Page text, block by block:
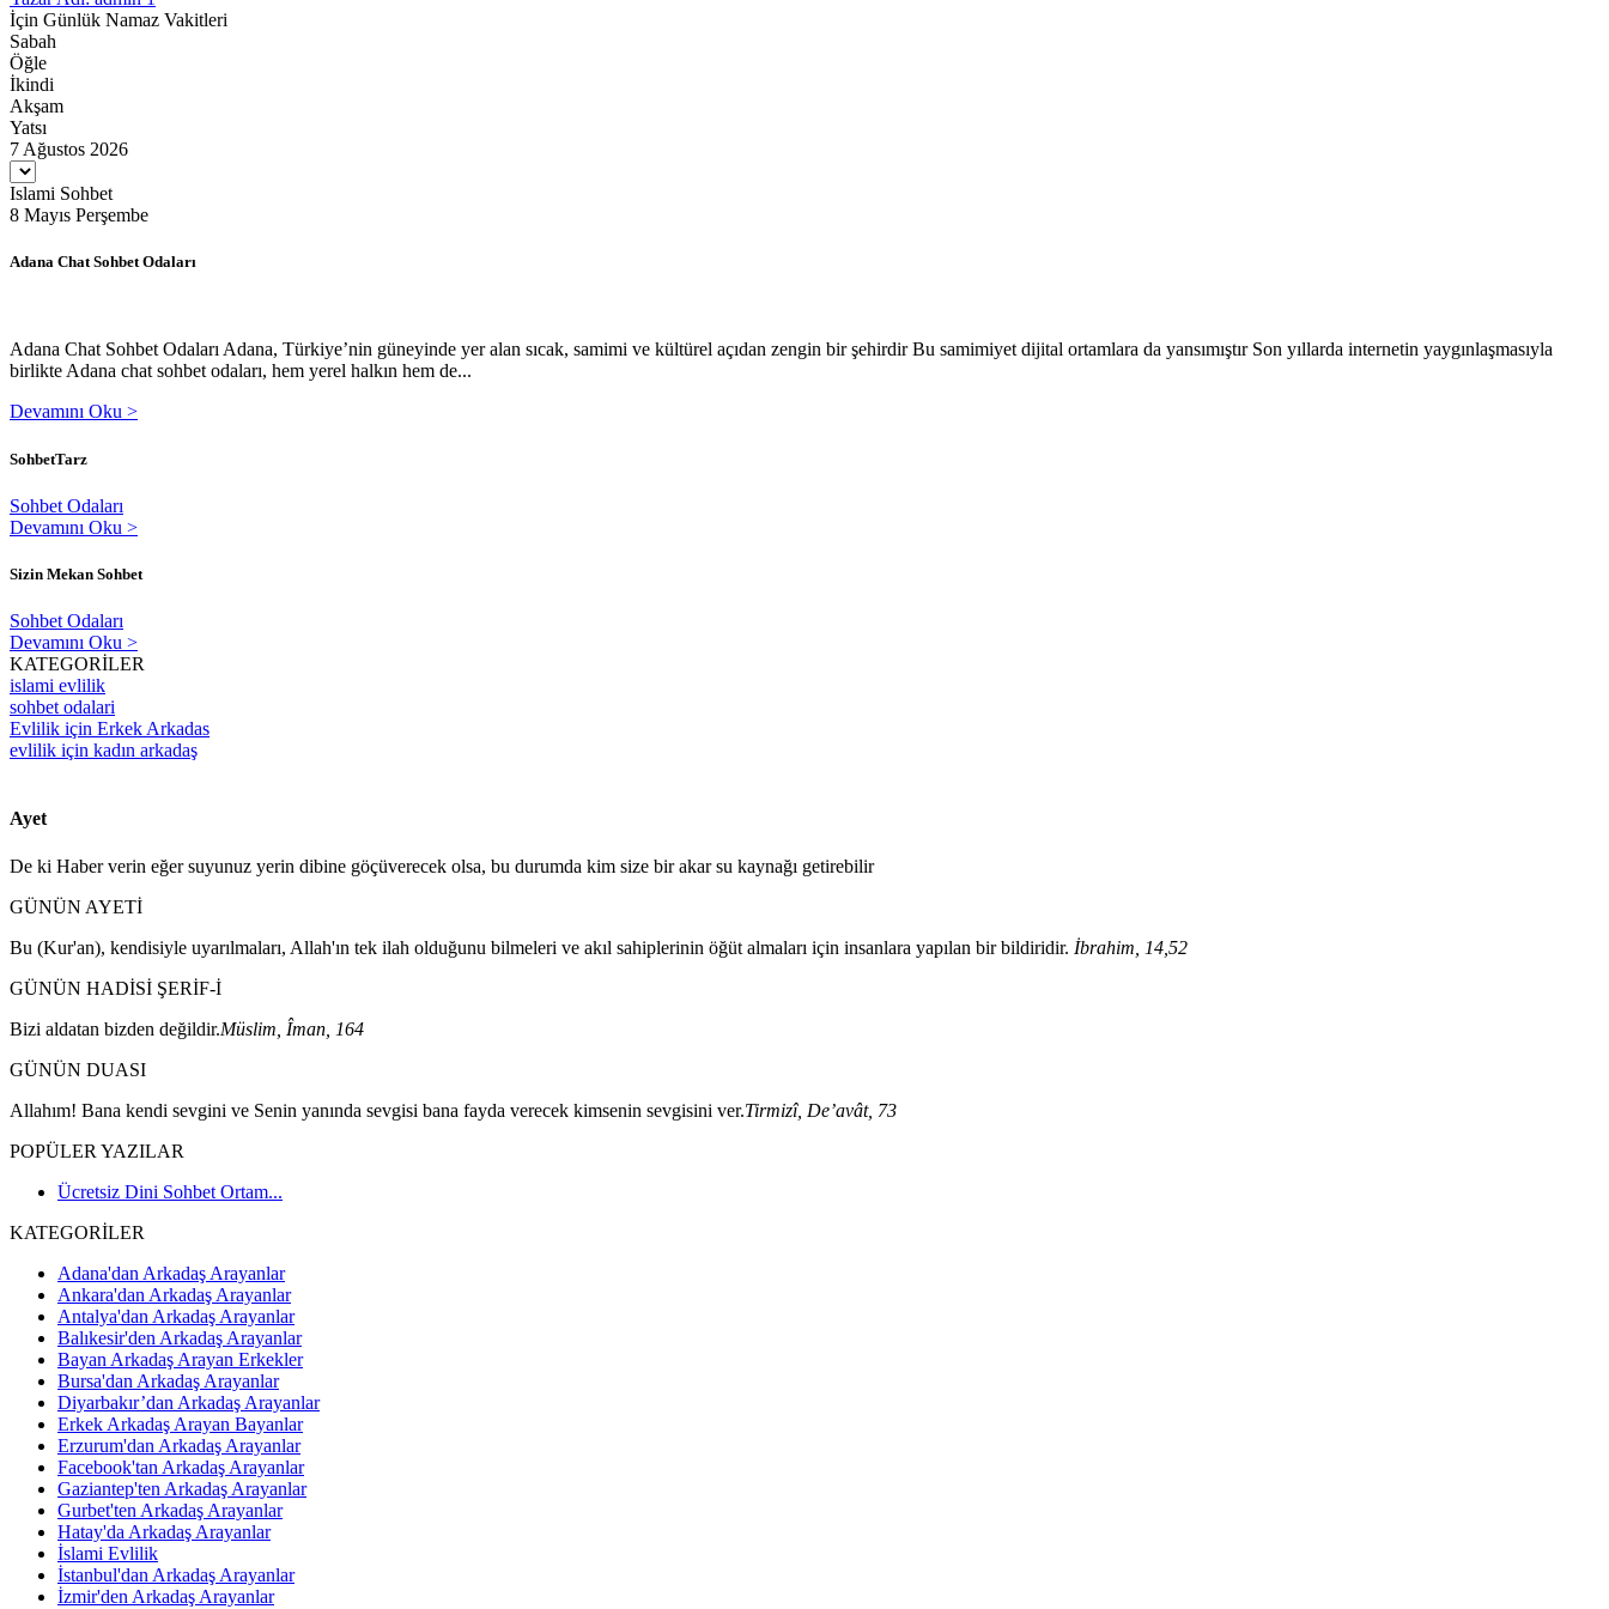
İçin Günlük Namaz Vakitleri
Sabah
Öğle
İkindi
Akşam
Yatsı
7 Ağustos 2026
Islami Sohbet
8 Mayıs Perşembe
Adana Chat Sohbet Odaları
Adana Chat Sohbet Odaları Adana, Türkiye’nin güneyinde yer alan sıcak, samimi ve kültürel açıdan zengin bir şehirdir Bu samimiyet dijital ortamlara da yansımıştır Son yıllarda internetin yaygınlaşmasıyla
birlikte Adana chat sohbet odaları, hem yerel halkın hem de...
Devamını Oku >
SohbetTarz
Sohbet Odaları
Devamını Oku >
Sizin Mekan Sohbet
Sohbet Odaları
Devamını Oku >
KATEGORİLER
islami evlilik
sohbet odalari
Evlilik için Erkek Arkadas
evlilik için kadın arkadaş
Ayet
De ki Haber verin eğer suyunuz yerin dibine göçüverecek olsa, bu durumda kim size bir akar su kaynağı getirebilir
GÜNÜN AYETİ
Bu (Kur'an), kendisiyle uyarılmaları, Allah'ın tek ilah olduğunu bilmeleri ve akıl sahiplerinin öğüt almaları için insanlara yapılan bir bildiridir. İbrahim, 14,52
GÜNÜN HADİSİ ŞERİF-İ
Bizi aldatan bizden değildir.Müslim, Îman, 164
GÜNÜN DUASI
Allahım! Bana kendi sevgini ve Senin yanında sevgisi bana fayda verecek kimsenin sevgisini ver.Tirmizî, De’avât, 73
POPÜLER YAZILAR
Ücretsiz Dini Sohbet Ortam...
KATEGORİLER
Adana'dan Arkadaş Arayanlar
Ankara'dan Arkadaş Arayanlar
Antalya'dan Arkadaş Arayanlar
Balıkesir'den Arkadaş Arayanlar
Bayan Arkadaş Arayan Erkekler
Bursa'dan Arkadaş Arayanlar
Diyarbakır’dan Arkadaş Arayanlar
Erkek Arkadaş Arayan Bayanlar
Erzurum'dan Arkadaş Arayanlar
Facebook'tan Arkadaş Arayanlar
Gaziantep'ten Arkadaş Arayanlar
Gurbet'ten Arkadaş Arayanlar
Hatay'da Arkadaş Arayanlar
İslami Evlilik
İstanbul'dan Arkadaş Arayanlar
İzmir'den Arkadaş Arayanlar